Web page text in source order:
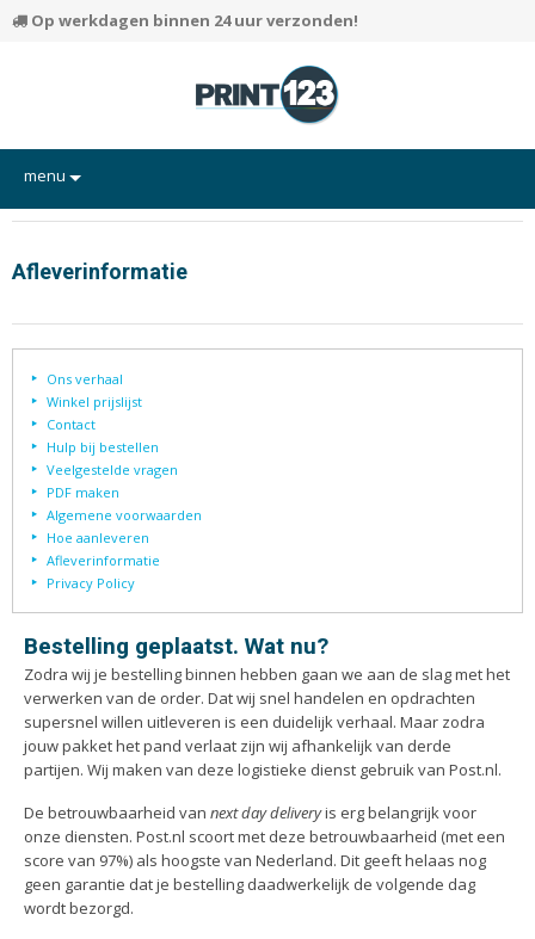
Op werkdagen binnen 24 uur verzonden!
menu
Flyers
Hand-outs/Losbladig
Posters
Rapporten/Verslagen
Certificaten/Diploma's
Visitekaartjes
Alle producten
Afsprakenkaartjes
Briefpapier
Brochures
Cadeaubonnen
Certificaten/Diploma's
Doordruksets
Enveloppen
Etiketten
Flyers
Inloggen
Afleverinformatie
Ons verhaal
Winkel prijslijst
Contact
Hulp bij bestellen
Veelgestelde vragen
PDF maken
Algemene voorwaarden
Hoe aanleveren
Afleverinformatie
Privacy Policy
Bestelling geplaatst. Wat nu?
Zodra wij je bestelling binnen hebben gaan we aan de slag met het
verwerken van de order. Dat wij snel handelen en opdrachten
supersnel willen uitleveren is een duidelijk verhaal. Maar zodra
jouw pakket het pand verlaat zijn wij afhankelijk van derde
partijen. Wij maken van deze logistieke dienst gebruik van Post.nl.
De betrouwbaarheid van next day deliveryis erg belangrijk voor
onze diensten. Post.nl scoort met deze betrouwbaarheid (met een
score van 97%) als hoogste van Nederland. Dit geeft helaas nog
geen garantie dat je bestelling daadwerkelijk de volgende dag
wordt bezorgd.